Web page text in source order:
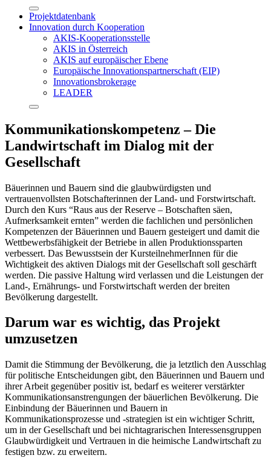
Projektdatenbank
Innovation durch Kooperation
AKIS-Kooperationsstelle
AKIS in Österreich
AKIS auf europäischer Ebene
Europäische Innovationspartnerschaft (EIP)
Innovationsbrokerage
LEADER
Kommunikationskompetenz – Die
Landwirtschaft im Dialog mit der
Gesellschaft
Bäuerinnen und Bauern sind die glaubwürdigsten und
vertrauenvollsten Botschafterinnen der Land- und Forstwirtschaft.
Durch den Kurs “Raus aus der Reserve – Botschaften säen,
Aufmerksamkeit ernten” werden die fachlichen und persönlichen
Kompetenzen der Bäuerinnen und Bauern gesteigert und damit die
Wettbewerbsfähigkeit der Betriebe in allen Produktionssparten
verbessert. Das Bewusstsein der KursteilnehmerInnen für die
Wichtigkeit des aktiven Dialogs mit der Gesellschaft soll geschärft
werden. Die passive Haltung wird verlassen und die Leistungen der
Land-, Ernährungs- und Forstwirtschaft werden der breiten
Bevölkerung dargestellt.
Darum war es wichtig, das Projekt
umzusetzen
Damit die Stimmung der Bevölkerung, die ja letztlich den Ausschlag
für politische Entscheidungen gibt, den Bäuerinnen und Bauern und
ihrer Arbeit gegenüber positiv ist, bedarf es weiterer verstärkter
Kommunikationsanstrengungen der bäuerlichen Bevölkerung. Die
Einbindung der Bäuerinnen und Bauern in
Kommunikationsprozesse und -strategien ist ein wichtiger Schritt,
um in der Gesellschaft und bei nichtagrarischen Interessensgruppen
Glaubwürdigkeit und Vertrauen in die heimische Landwirtschaft zu
festigen bzw. zu erweitern.